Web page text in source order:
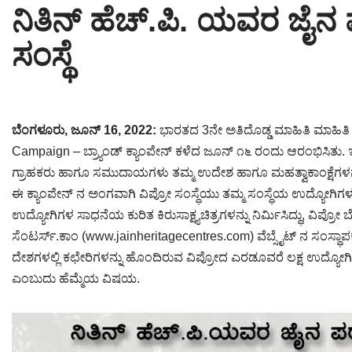
Tirthankaras
Jain Temples
Jain Ascetics
Blogs
Articles
Jain Symbols
Jain Festivals
Jain Census
Delhi
Goa
Gujarat
Himachal Pradesh
Jharkhand
Karnataka
Madhya Pradesh
Delhi
Gujarat
Haryana
Madhya Pradesh
Maharashtra
Orissa
Rajasthan
Uttar Pradesh
ನಿತಿನ್ ಹೆಚ್.ಪಿ. ಯವರ ಜೈನ
ಸಂಸ್ಥೆ
ಬೆಂಗಳೂರು, ಜೂನ್ 16, 2022: ಭಾರತದ 3ನೇ ಅತಿದೊಡ್ಡ ಮಾಹಿತಿ ಮಾಹಿತಿ
Campaign – ಬ್ರ್ಯಾಂಡ್ ಕ್ಯಾಂಪೇನ್ ಕಳೆದ ಜೂನ್ ೧೬ ರಂದು ಆರ‍ಂಭಿಸಿತು.
ಗ್ರಾಹಕರು ಹಾಗೂ ಸಮುದಾಯಗಳು ತಮ್ಮ ಉದೇಶ ಹಾಗೂ
ಈ ಕ್ಯಾಂಪೇನ್ ನ ಅಂಗವಾಗಿ ವಿಪ್ರೋ ಸಂಸ್ಥೆಯು ತಮ್ಮ ಸಂಸ್ಥೆಯ ಉದ್ಯೋಗಿಗಳು
ಉದ್ಯೋಗಿಗಳ ಸಾಧನೆಯ ಕುರಿತ ಕಿರುಸಾಕ್ಷ್ಯಚಿತ್ರಗಳನ್ನು ನಿರ್ಮಿಸಿದ್ಧು,
ಸೆಂಟರ್ಸ್.ಕಾಂ (www.jainheritagecentres.com) ವೆಬ್ಸೈಟ್ ನ
ದೇಶಗಳಲ್ಲಿ ಕಛೇರಿಗಳನ್ನು ಹೊಂದಿರುವ ವಿಪ್ರೋದ ಎರಡೂವರೆ ಲಕ್ಷ
ಎಂಬುದು ಹೆಮ್ಮೆಯ ವಿಷಯ.